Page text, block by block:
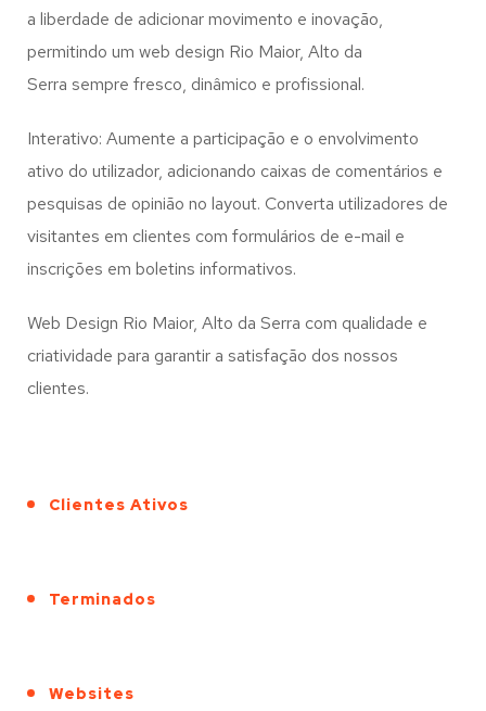
a liberdade de adicionar movimento e inovação,
permitindo um web design Rio Maior, Alto da
Serra sempre fresco, dinâmico e profissional.
Interativo: Aumente a participação e o envolvimento
ativo do utilizador, adicionando caixas de comentários e
pesquisas de opinião no layout. Converta utilizadores de
visitantes em clientes com formulários de e-mail e
inscrições em boletins informativos.
Web Design Rio Maior, Alto da Serra com qualidade e
criatividade para garantir a satisfação dos nossos
clientes.
Clientes Ativos
Terminados
Websites